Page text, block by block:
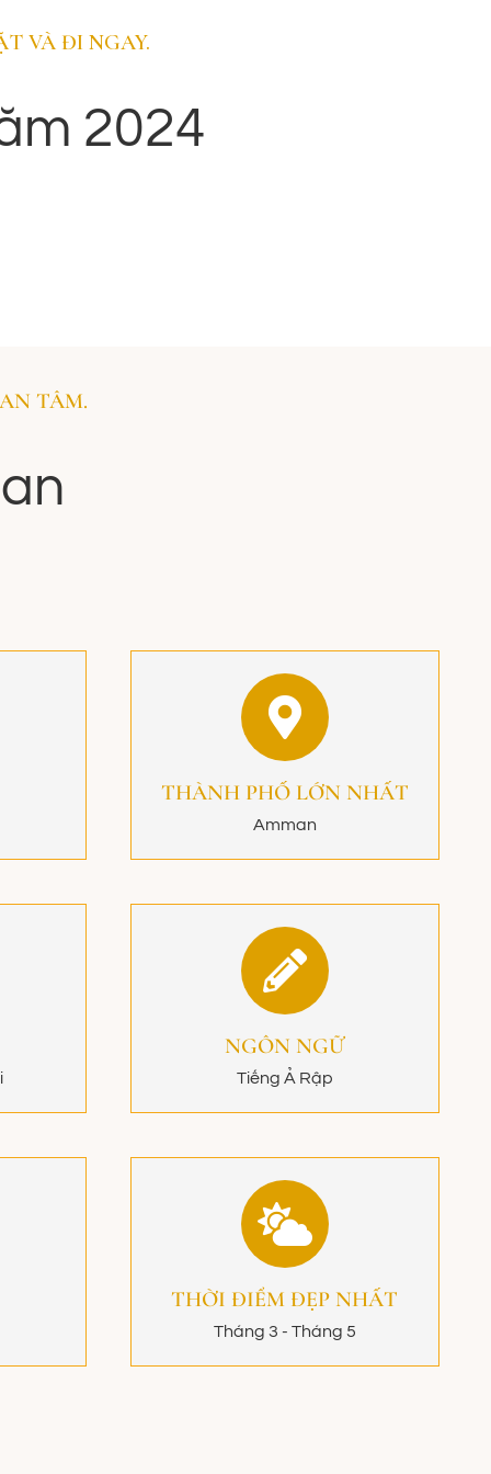
thánh. Theo truyền thuyết trong Kinh Thánh, đây
là nơi nhà tiên tri Moses được Đức Chúa chỉ về
VÀ ĐI NGAY.
2024
TÂM.
THÀNH PHỐ LỚN NHẤT
Amman
NGÔN NGỮ
Tiếng Ả Rập
THỜI ĐIỂM ĐẸP NHẤT
Tháng 3 - Tháng 5